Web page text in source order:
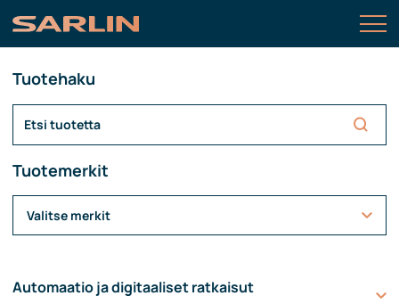
Tuotehaku
Tuotemerkit
Valitse merkit
Automaatio ja digitaaliset ratkaisut